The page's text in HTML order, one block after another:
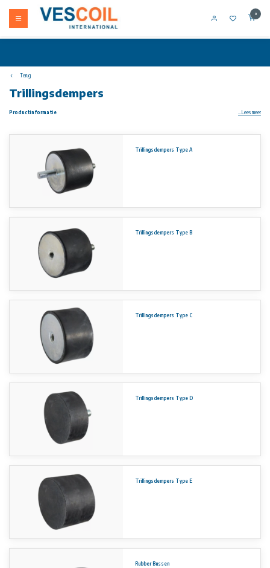
0
Terug
Trillingsdempers
Productinformatie
Temperatuurbestendig van -30°C tot +80°C
Algemeen toepasbaar voor reductie van trillingen en het geluidsniveau van o.a. motoren, compressoren, ventilatoren, pompen en
Rubber delen: NR (Natuurrubber) Shore A 55° ±5% (middelhard), Metaaldelen - Staal verzinkt (St37) of RVS AISI 304
...Lees meer
Trillingsdempers Type A
Trillingsdempers Type B
Trillingsdempers Type C
Trillingsdempers Type D
Trillingsdempers Type E
Rubber Bussen